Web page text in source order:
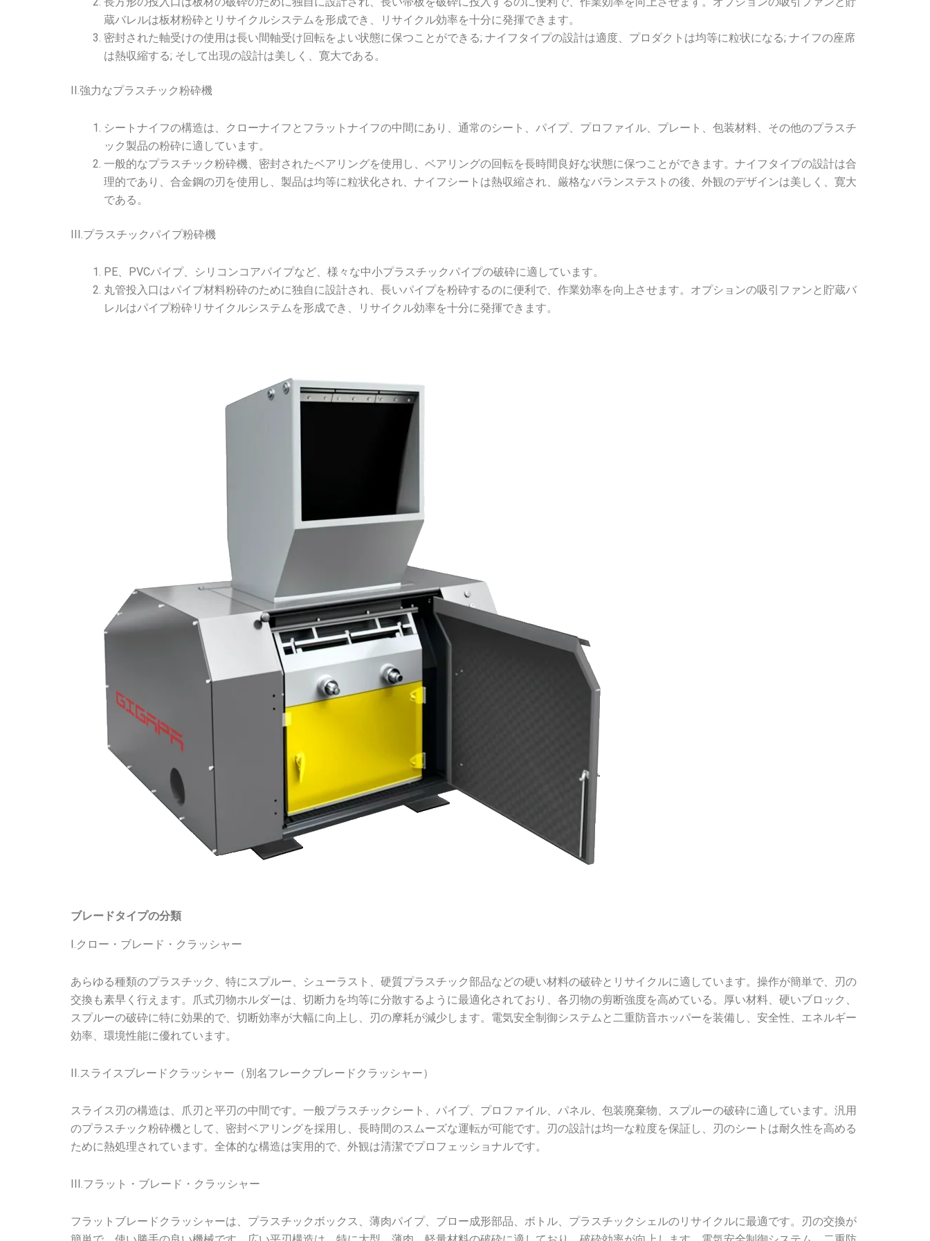
蔵バレルは板材粉砕とリサイクルシステムを形成でき、リサイクル効率を十分に発揮できます。
密封された軸受けの使用は長い間軸受け回転をよい状態に保つことができる; ナイフタイプの設計は適度、プロダクトは均等に粒状になる; ナイフの座席
は熱収縮する; そして出現の設計は美しく、寛大である。
II.強力なプラスチック粉砕機
シートナイフの構造は、クローナイフとフラットナイフの中間にあり、通常のシート、パイプ、プロファイル、プレート、包装材料、その他のプラスチ
ック製品の粉砕に適しています。
一般的なプラスチック粉砕機、密封されたベアリングを使用し、ベアリングの回転を長時間良好な状態に保つことができます。ナイフタイプの設計は合
理的であり、合金鋼の刃を使用し、製品は均等に粒状化され、ナイフシートは熱収縮され、厳格なバランステストの後、外観のデザインは美しく、寛大
である。
III.プラスチックパイプ粉砕機
PE、PVCパイプ、シリコンコアパイプなど、様々な中小プラスチックパイプの破砕に適しています。
丸管投入口はパイプ材料粉砕のために独自に設計され、長いパイプを粉砕するのに便利で、作業効率を向上させます。オプションの吸引ファンと貯蔵バ
レルはパイプ粉砕リサイクルシステムを形成でき、リサイクル効率を十分に発揮できます。
ブレードタイプの分類
I.クロー・ブレード・クラッシャー
あらゆる種類のプラスチック、特にスプルー、シューラスト、硬質プラスチック部品などの硬い材料の破砕とリサイクルに適しています。操作が簡単で、刃の
交換も素早く行えます。爪式刃物ホルダーは、切断力を均等に分散するように最適化されており、各刃物の剪断強度を高めている。厚い材料、硬いブロック、
スプルーの破砕に特に効果的で、切断効率が大幅に向上し、刃の摩耗が減少します。電気安全制御システムと二重防音ホッパーを装備し、安全性、エネルギー
効率、環境性能に優れています。
II.スライスブレードクラッシャー（別名フレークブレードクラッシャー）
スライス刃の構造は、爪刃と平刃の中間です。一般プラスチックシート、パイプ、プロファイル、パネル、包装廃棄物、スプルーの破砕に適しています。汎用
のプラスチック粉砕機として、密封ベアリングを採用し、長時間のスムーズな運転が可能です。刃の設計は均一な粒度を保証し、刃のシートは耐久性を高める
ために熱処理されています。全体的な構造は実用的で、外観は清潔でプロフェッショナルです。
III.フラット・ブレード・クラッシャー
フラットブレードクラッシャーは、プラスチックボックス、薄肉パイプ、ブロー成形部品、ボトル、プラスチックシェルのリサイクルに最適です。刃の交換が